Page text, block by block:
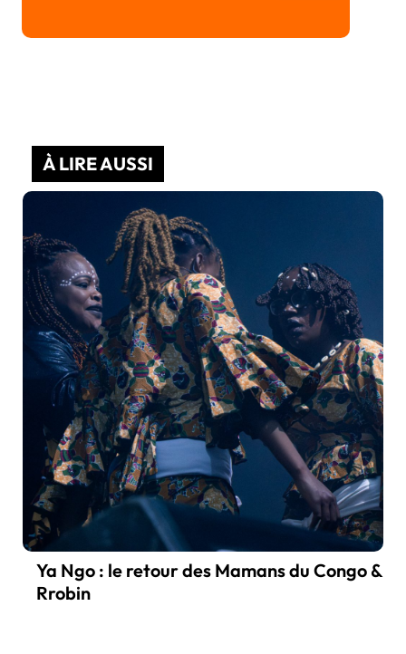
À LIRE AUSSI
Ya Ngo : le retour des Mamans du Congo &
Rrobin